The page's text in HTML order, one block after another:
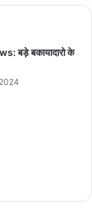
बड़े बकायादारो के